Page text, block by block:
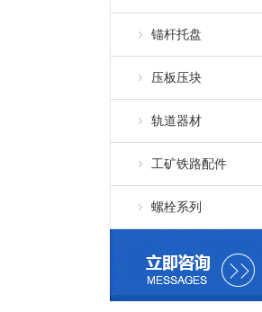
锚杆托盘
压板压块
轨道器材
工矿铁路配件
螺栓系列